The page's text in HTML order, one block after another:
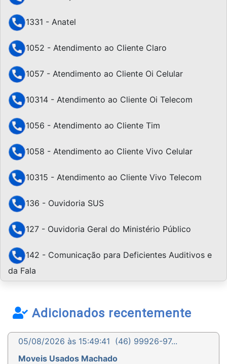
1331 - Anatel
1052 - Atendimento ao Cliente Claro
1057 - Atendimento ao Cliente Oi Celular
10314 - Atendimento ao Cliente Oi Telecom
1056 - Atendimento ao Cliente Tim
1058 - Atendimento ao Cliente Vivo Celular
10315 - Atendimento ao Cliente Vivo Telecom
136 - Ouvidoria SUS
127 - Ouvidoria Geral do Ministério Público
142 - Comunicação para Deficientes Auditivos e
da Fala
Adicionados recentemente
05/08/2026 às 15:49:41 (46) 99926-97...
Moveis Usados Machado